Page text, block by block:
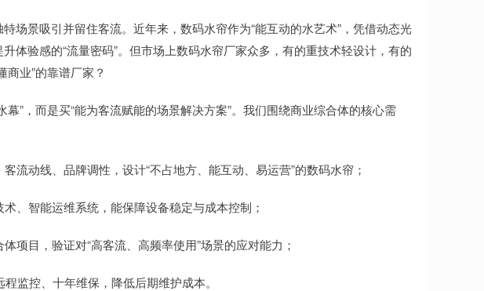
场景吸引并留住客流。近年来，数码水帘作为“能互动的水艺术”，凭借动态光
体验感的“流量密码”。但市场上数码水帘厂家众多，有的重技术轻设计，有的
业”的靠谱厂家？
”，而是买“能为客流赋能的场景解决方案”。我们围绕商业综合体的核心需
流动线、品牌调性，设计“不占地方、能互动、易运营”的数码水帘；
、智能运维系统，能保障设备稳定与成本控制；
项目，验证对“高客流、高频率使用”场景的应对能力；
监控、十年维保，降低后期维护成本。